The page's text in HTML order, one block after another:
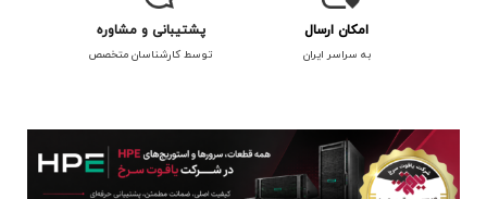
امکان ارسال
به سراسر ایران
پشتیبانی و مشاوره
توسط کارشناسان متخصص